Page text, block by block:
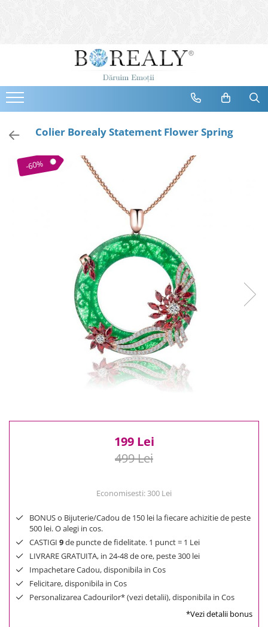
Bijuterii
Cercei
Bratari
Coliere
Brose
Tiare
Cele mai vandute
300 Lei - 500 Lei
Colier Borealy Statement Flower Spring
-60%
199 Lei
499 Lei
Economisesti:300 Lei
BONUS o Bijuterie/Cadou de 150 lei la fiecare achizitie de peste
500 lei. O alegi in cos.
CASTIGI 9de puncte de fidelitate. 1 punct = 1 Lei
LIVRARE GRATUITA, in 24-48 de ore, peste 300 lei
Impachetare Cadou, disponibila in Cos
Felicitare, disponibila in Cos
Personalizarea Cadourilor* (vezi detalii), disponibila in Cos
*Vezi detalii bonus